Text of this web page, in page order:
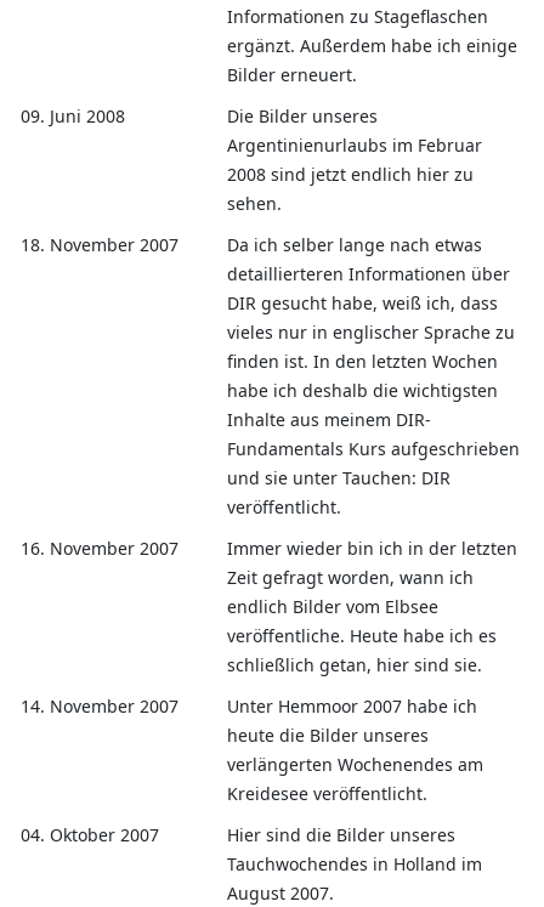
Informationen zu Stageflaschen
ergänzt. Außerdem habe ich einige
Bilder erneuert.
09. Juni 2008
Die Bilder unseres
Argentinienurlaubs im Februar
2008 sind jetzt endlich hier zu
sehen.
18. November 2007
Da ich selber lange nach etwas
detaillierteren Informationen über
DIR gesucht habe, weiß ich, dass
vieles nur in englischer Sprache zu
finden ist. In den letzten Wochen
habe ich deshalb die wichtigsten
Inhalte aus meinem DIR-
Fundamentals Kurs aufgeschrieben
und sie unter Tauchen: DIR
veröffentlicht.
16. November 2007
Immer wieder bin ich in der letzten
Zeit gefragt worden, wann ich
endlich Bilder vom Elbsee
veröffentliche. Heute habe ich es
schließlich getan, hier sind sie.
14. November 2007
Unter Hemmoor 2007 habe ich
heute die Bilder unseres
verlängerten Wochenendes am
Kreidesee veröffentlicht.
04. Oktober 2007
Hier sind die Bilder unseres
Tauchwochendes in Holland im
August 2007.